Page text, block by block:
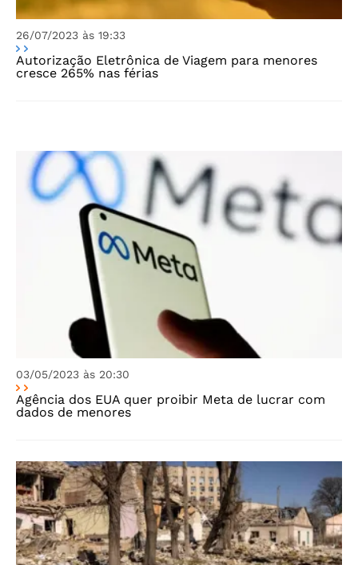
26/07/2023 às 19:33
Autorização Eletrônica de Viagem para menores
cresce 265% nas férias
03/05/2023 às 20:30
Agência dos EUA quer proibir Meta de lucrar com
dados de menores